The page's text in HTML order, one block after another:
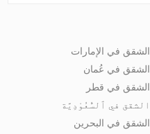
الشقق في الإمارات
الشقق في عُمان
الشقق في قطر
الشقق في ٱلسُّعُوْدِيَّة
الشقق في البحرين